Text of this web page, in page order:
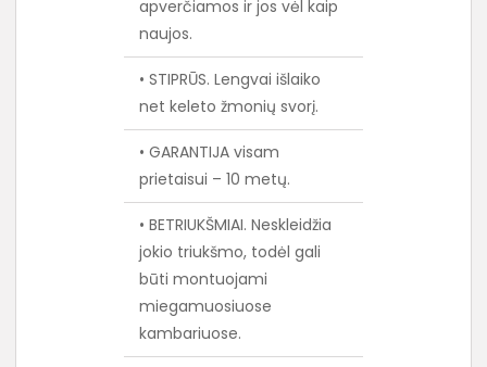
apverčiamos ir jos vėl kaip
naujos.
• STIPRŪS. Lengvai išlaiko
net keleto žmonių svorį.
• GARANTIJA visam
prietaisui – 10 metų.
• BETRIUKŠMIAI. Neskleidžia
jokio triukšmo, todėl gali
būti montuojami
miegamuosiuose
kambariuose.